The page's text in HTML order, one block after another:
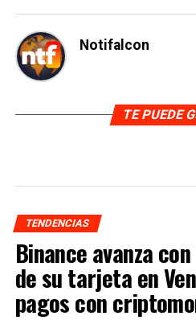
Notifalcon
TE PUEDE
TENDENCIAS
Binance avanza
de su tarjeta en
pagos con